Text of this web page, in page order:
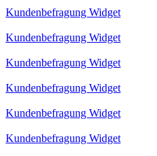
Kundenbefragung Widget
Kundenbefragung Widget
Kundenbefragung Widget
Kundenbefragung Widget
Kundenbefragung Widget
Kundenbefragung Widget